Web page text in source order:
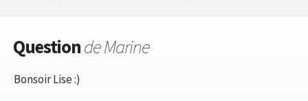
Questionde Marine
Bonsoir Lise :)